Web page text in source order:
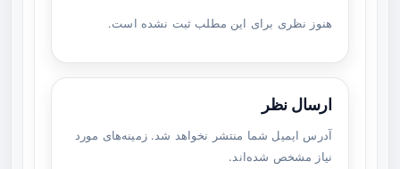
هنوز نظری برای این مطلب ثبت نشده است.
ارسال نظر
آدرس ایمیل شما منتشر نخواهد شد. زمینه‌های مورد
نیاز مشخص شده‌اند.